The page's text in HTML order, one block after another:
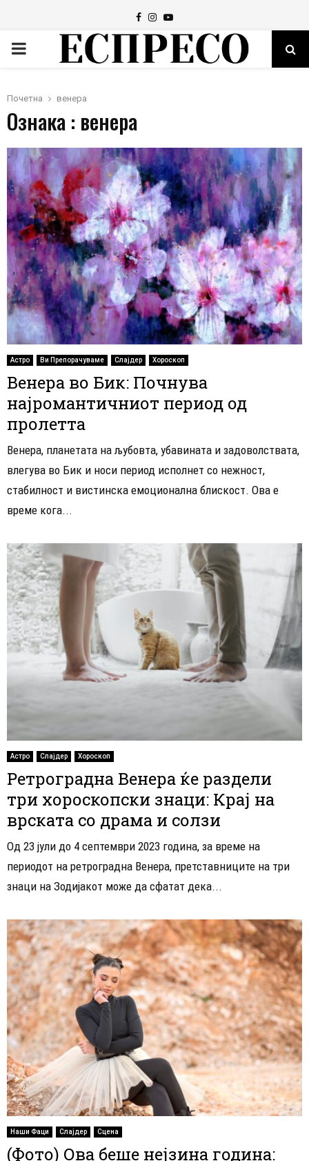
Facebook
Instagram
Youtube
PRIMARY
Почетна венера
Ознака : венера
Астро Ви Препорачуваме Слајдер Хороскоп
Венера во Бик: Почнува
најромантичниот период од
пролетта
Венера, планетата на љубовта, убавината и задоволствата,
влегува во Бик и носи период исполнет со нежност,
стабилност и вистинска емоционална блискост. Ова е
време кога...
Астро Слајдер Хороскоп
Ретроградна Венера ќе раздели
три хороскопски знаци: Крај на
врската со драма и солзи
Од 23 јули до 4 септември 2023 година, за време на
периодот на ретроградна Венера, претставниците на три
знаци на Зодијакот може да сфатат дека...
Наши Фаци Слајдер Сцена
(Фото) Ова беше нејзина година: